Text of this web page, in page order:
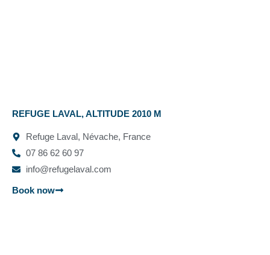
REFUGE LAVAL, ALTITUDE 2010 M
Refuge Laval, Névache, France
07 86 62 60 97
info@refugelaval.com
Book now